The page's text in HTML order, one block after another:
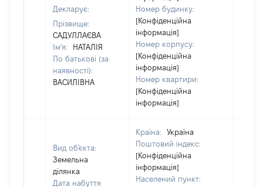
Декларує:
Прізвище:
САДУЛЛАЄВА
Ім'я:
НАТАЛІЯ
По батькові (за
наявності):
ВАСИЛІВНА
Номер будинку:
[Конфіденційна
інформація]
Номер корпусу:
[Конфіденційна
інформація]
Номер квартири:
[Конфіденційна
інформація]
Вид об'єкта:
Земельна
ділянка
Дата набуття
Країна:
Україна
Поштовий індекс:
[Конфіденційна
інформація]
Населений пункт: